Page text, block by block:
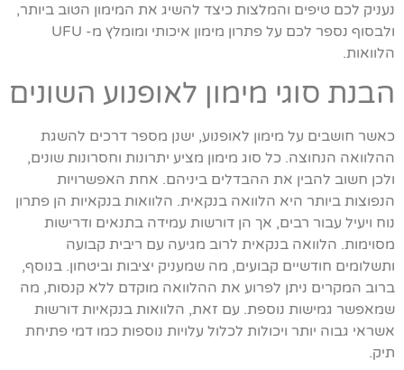
נעניק לכם טיפים והמלצות כיצד להשיג את המימון הטוב ביותר,
ולבסוף נספר לכם על פתרון מימון איכותי ומומלץ מ- UFU
הלוואות.
הבנת סוגי מימון לאופנוע השונים
כאשר חושבים על מימון לאופנוע, ישנן מספר דרכים להשגת
ההלוואה הנחוצה. כל סוג מימון מציע יתרונות וחסרונות שונים,
ולכן חשוב להבין את ההבדלים ביניהם. אחת האפשרויות
הנפוצות ביותר היא הלוואה בנקאית. הלוואות בנקאיות הן פתרון
נוח ויעיל עבור רבים, אך הן דורשות עמידה בתנאים ודרישות
מסוימות. הלוואה בנקאית לרוב מגיעה עם ריבית קבועה
ותשלומים חודשיים קבועים, מה שמעניק יציבות וביטחון. בנוסף,
ברוב המקרים ניתן לפרוע את ההלוואה מוקדם ללא קנסות, מה
שמאפשר גמישות נוספת. עם זאת, הלוואות בנקאיות דורשות
אשראי גבוה יותר ויכולות לכלול עלויות נוספות כמו דמי פתיחת
תיק.